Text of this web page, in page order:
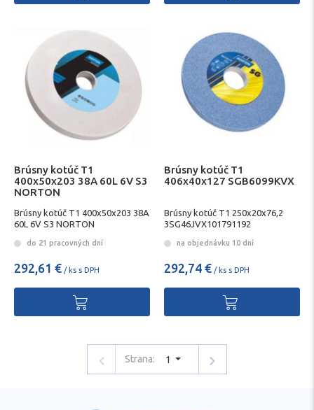
Brúsny kotúč T1
400x50x203 38A 60L 6V S3
NORTON
Brúsny kotúč T1 400x50x203 38A
60L 6V S3 NORTON
do 21 pracovných dní
292,61 € / ks s DPH
Brúsny kotúč T1
406x40x127 SGB6099KVX
Brúsny kotúč T1 250x20x76,2
3SG46JVX101791192
na objednávku 10 dní
292,74 € / ks s DPH
Strana: 1